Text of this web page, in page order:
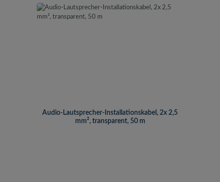
Audio-Lautsprecher-Installationskabel, 2x 2,5
mm², transparent, 50 m